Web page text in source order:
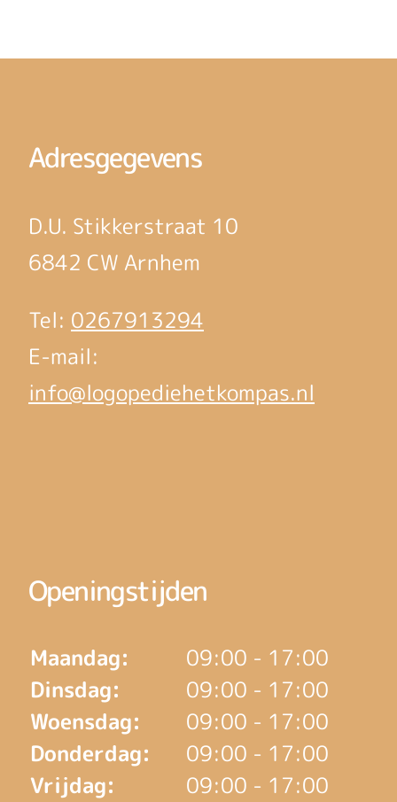
Adresgegevens
D.U. Stikkerstraat 10
6842 CW Arnhem
Tel: 0267913294
E-mail:
info@logopediehetkompas.nl
Openingstijden
Maandag:
09:00 - 17:00
Dinsdag:
09:00 - 17:00
Woensdag:
09:00 - 17:00
Donderdag:
09:00 - 17:00
Vrijdag:
09:00 - 17:00